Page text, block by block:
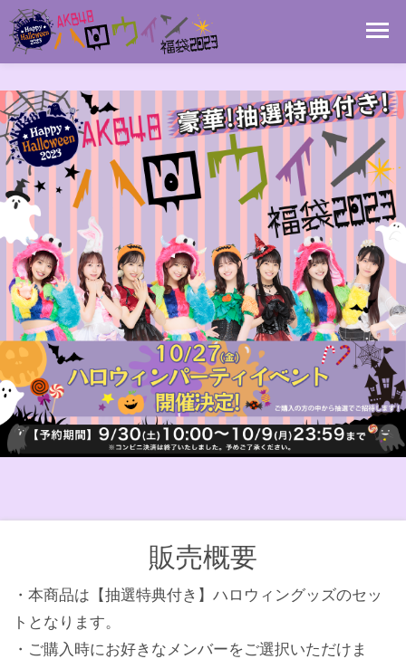
販売概要
・本商品は【抽選特典付き】ハロウィングッズのセッ
トとなります。
・ご購入時にお好きなメンバーをご選択いただけま